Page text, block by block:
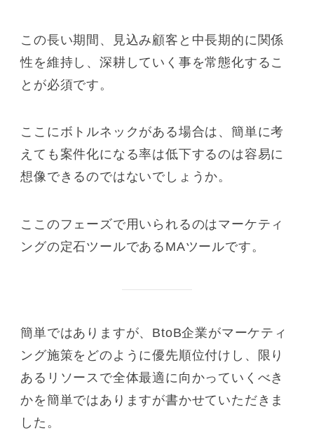
この長い期間、見込み顧客と中長期的に関係
性を維持し、深耕していく事を常態化するこ
とが必須です。
ここにボトルネックがある場合は、簡単に考
えても案件化になる率は低下するのは容易に
想像できるのではないでしょうか。
ここのフェーズで用いられるのはマーケティ
ングの定石ツールであるMAツールです。
簡単ではありますが、BtoB企業がマーケティ
ング施策をどのように優先順位付けし、限り
あるリソースで全体最適に向かっていくべき
かを簡単ではありますが書かせていただきま
した。